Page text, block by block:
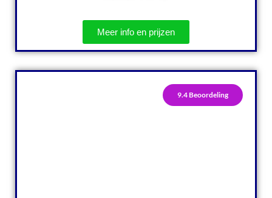
Meer info en prijzen
9.4 Beoordeling